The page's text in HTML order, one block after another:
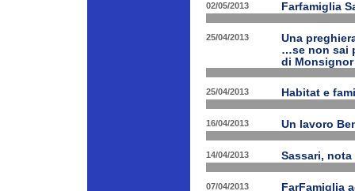
02/05/2013 Farfamiglia
25/04/2013
Una
…se non sai
di
25/04/2013 Habitat e
16/04/2013 Un lavoro
14/04/2013 Sassari,
07/04/2013 FarFamiglia